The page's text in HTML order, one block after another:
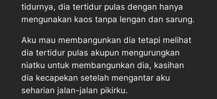
tidurnya, dia tertidur pulas dengan hanya
mengunakan kaos tanpa lengan dan sarung.
Aku mau membangunkan dia tetapi melihat
dia tertidur pulas akupun mengurungkan
niatku untuk membangunkan dia, kasihan
dia kecapekan setelah mengantar aku
seharian jalan-jalan pikirku.